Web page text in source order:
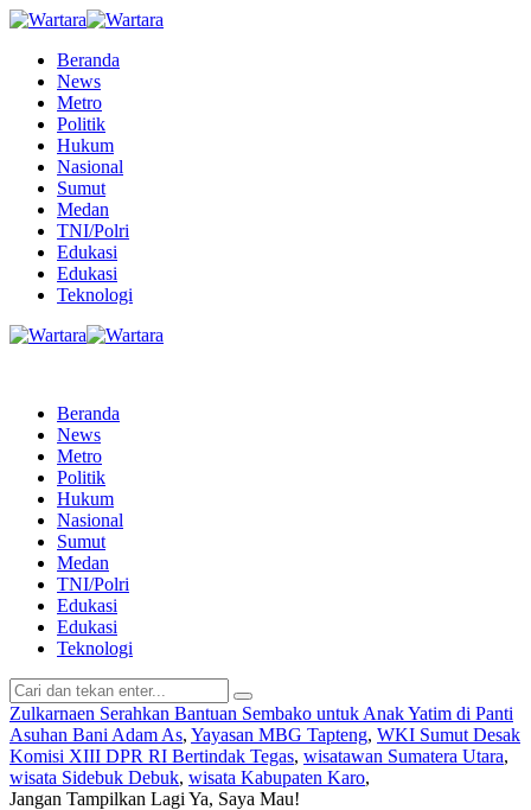
Beranda
News
Metro
Politik
Hukum
Nasional
Sumut
Medan
TNI/Polri
Edukasi
Edukasi
Teknologi
Beranda
News
Metro
Politik
Hukum
Nasional
Sumut
Medan
TNI/Polri
Edukasi
Edukasi
Teknologi
Zulkarnaen Serahkan Bantuan Sembako untuk Anak Yatim di Panti
Asuhan Bani Adam As, Yayasan MBG Tapteng, WKI Sumut Desak
Komisi XIII DPR RI Bertindak Tegas, wisatawan Sumatera Utara,
wisata Sidebuk Debuk, wisata Kabupaten Karo,
Jangan Tampilkan Lagi Ya, Saya Mau!